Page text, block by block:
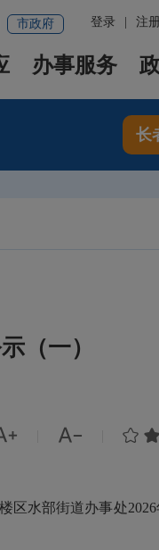
登录 注
市政府
办事服务
长
（一）
  
区水部街道办事处